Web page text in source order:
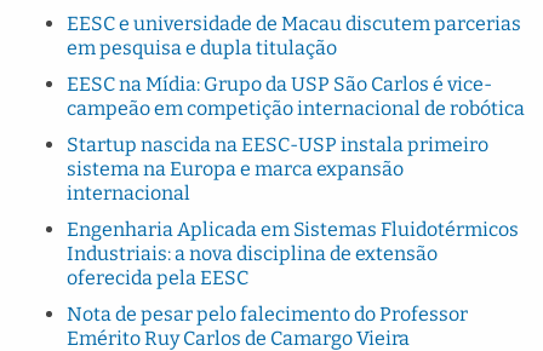
EESC e universidade de Macau discutem parcerias
em pesquisa e dupla titulação
EESC na Mídia: Grupo da USP São Carlos é vice-
campeão em competição internacional de robótica
Startup nascida na EESC-USP instala primeiro
sistema na Europa e marca expansão
internacional
Engenharia Aplicada em Sistemas Fluidotérmicos
Industriais: a nova disciplina de extensão
oferecida pela EESC
Nota de pesar pelo falecimento do Professor
Emérito Ruy Carlos de Camargo Vieira